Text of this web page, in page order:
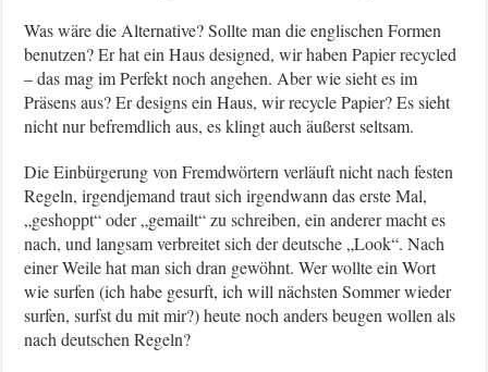
Was wäre die Alternative? Sollte man die englischen Formen
benutzen? Er hat ein Haus designed, wir haben Papier recycled
– das mag im Perfekt noch angehen. Aber wie sieht es im
Präsens aus? Er designs ein Haus, wir recycle Papier? Es sieht
nicht nur befremdlich aus, es klingt auch äußerst seltsam.
Die Einbürgerung von Fremdwörtern verläuft nicht nach festen
Regeln, irgendjemand traut sich irgendwann das erste Mal,
„geshoppt“ oder „gemailt“ zu schreiben, ein anderer macht es
nach, und langsam verbreitet sich der deutsche „Look“. Nach
einer Weile hat man sich dran gewöhnt. Wer wollte ein Wort
wie surfen (ich habe gesurft, ich will nächsten Sommer wieder
surfen, surfst du mit mir?) heute noch anders beugen wollen als
nach deutschen Regeln?